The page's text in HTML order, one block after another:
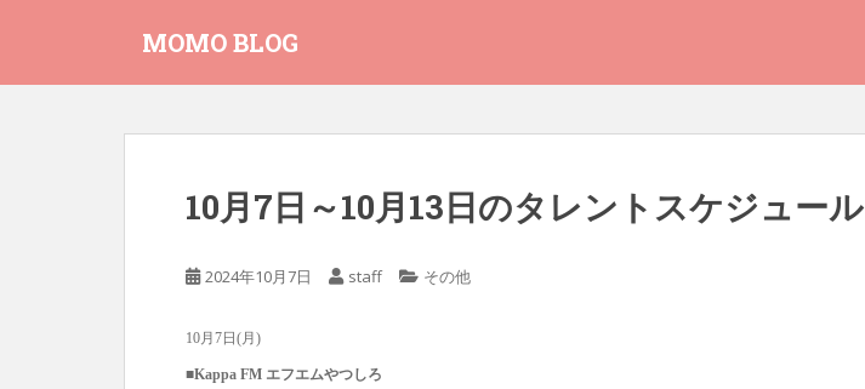
MOMO BLOG
10月7日～10月13日のタレントスケジュール
2024年10月7日 staff その他
10月7日(月)
■Kappa FM エフエムやつしろ